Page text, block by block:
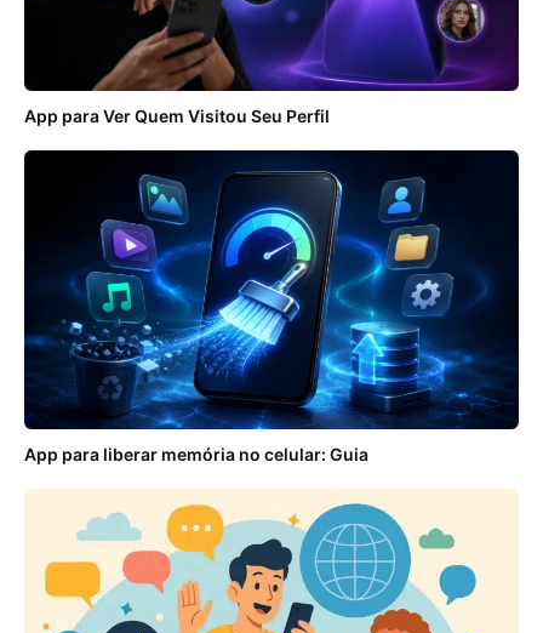
App para Ver Quem Visitou Seu Perfil
App para liberar memória no celular: Guia